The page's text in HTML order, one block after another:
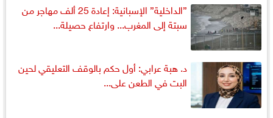
”الداخلية” الإسبانية: إعادة 25 ألف مهاجر من
سبتة إلى المغرب... وارتفاع حصيلة...
د. هبة عرابي: أول حكم بالوقف التعليقي لحين
البت في الطعن على...